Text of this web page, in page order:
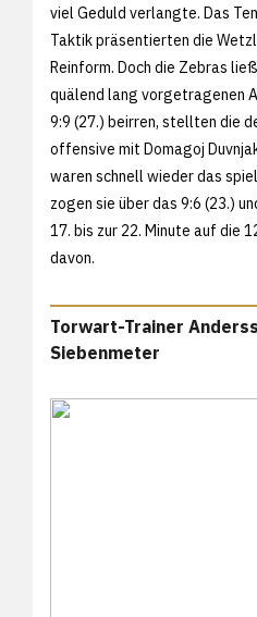
viel Geduld verlangte. Das
Taktik präsentierten die
Reinform. Doch die Zebras
quälend lang vorgetragenen
9:9 (27.) beirren, stellten die
offensive mit Domagoj
waren schnell wieder das
zogen sie über das 9:6 (23.)
17. bis zur 22. Minute auf die
davon.
Torwart-Trainer
Siebenmeter